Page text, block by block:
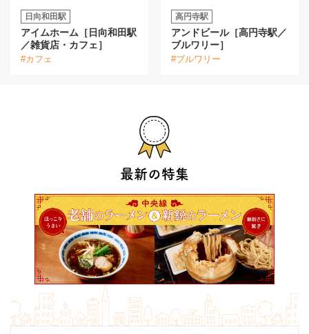
最新の特集
日向和田駅
アイムホーム［日向和田駅
／雑貨店・カフェ］
#カフェ
高円寺駅
アンドビール［高円寺駅／
ブルワリー］
#ブルワリー